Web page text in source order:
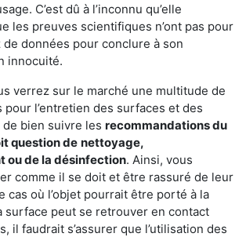
C’est dû à l’inconnu qu’elle
les preuves scientifiques n’ont pas pour
de données pour conclure à son
innocuité.
verrez sur le marché une multitude de
l’entretien des surfaces et des
bien suivre les recommandations du
question de nettoyage,
ou de la désinfection. Ainsi, vous
comme il se doit et être rassuré de leur
cas où l’objet pourrait être porté à la
surface peut se retrouver en contact
il faudrait s’assurer que l’utilisation des